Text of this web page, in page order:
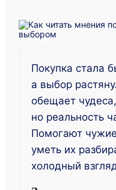
Покупка стала
а выбор
обещает
но реальность
Помогают
уметь их
холодный